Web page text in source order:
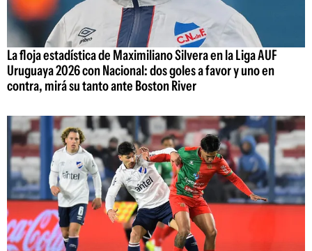
La floja estadística de Maximiliano Silvera en la Liga AUF
Uruguaya 2026 con Nacional: dos goles a favor y uno en
contra, mirá su tanto ante Boston River